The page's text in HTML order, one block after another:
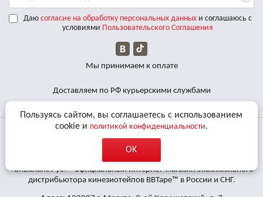
Даю согласие на обработку персональных данныхи соглашаюсь с
условиями Пользовательского Соглашения
Мы принимаем к оплате
Доставляем по РФ курьерскими службами
© 2011 - 2026 Все права защищены. «BBalance» является
зарегистрированным товарным знаком.
«БиБаланс Рус» - официальный интернет-магазин эксклюзивного
дистрибьютора кинезиотейпов BBTape™ в России и СНГ.
Пользуясь сайтом, вы соглашаетесь с использованием
cookie и политикой конфиденциальности.
OK